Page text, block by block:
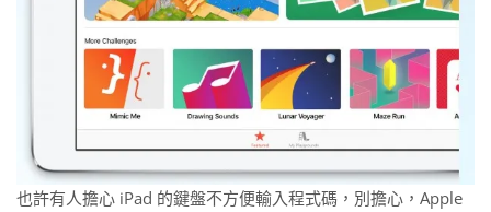
也許有人擔心 iPad 的鍵盤不方便輸入程式碼，別擔心，Apple